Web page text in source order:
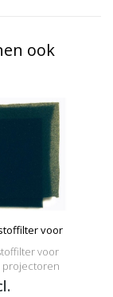
ook
voor
voor
projectoren